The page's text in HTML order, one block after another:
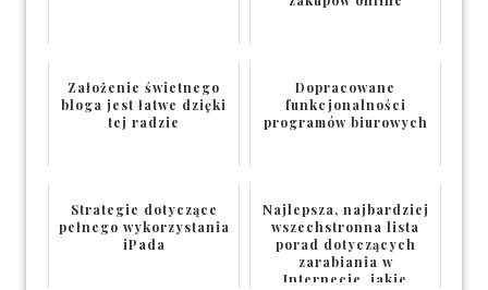
Założenie świetnego
bloga jest łatwe dzięki
tej radzie
Dopracowane
funkcjonalności
programów biurowych
Strategie dotyczące
pełnego wykorzystania
iPada
Najlepsza, najbardziej
wszechstronna lista
porad dotyczących
zarabiania w
Internecie, jakie